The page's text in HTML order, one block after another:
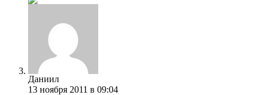
Даниил
13 ноября 2011 в 09:04